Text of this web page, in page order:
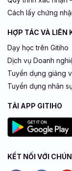
Cách lấy chứng
HỢP TÁC VÀ LIÊN
Dạy học trên Gitiho
Dịch vụ Doanh
Tuyển dụng giảng
Tuyển dụng nhân
TẢI APP GITIHO
KẾT NỐI VỚI